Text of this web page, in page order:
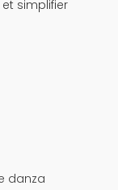
simplifier
danza